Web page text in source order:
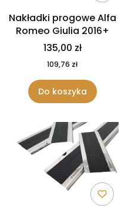
Nakładki progowe Alfa
Romeo Giulia 2016+
135,00 zł
109,76 zł
Do koszyka